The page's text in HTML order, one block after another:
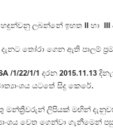
හඳුන්වනු ලබන්නේ ඉහත II හා III
දැනට තෝරා ගෙන ඇති පාලම්
/1/22/1/1 දරන 2015.11.13
යටතේ සිදු කෙරේ.
මන්ත්‍රීවරුන් ලිපියක් මඟින්
වෙත ගෙන්වා